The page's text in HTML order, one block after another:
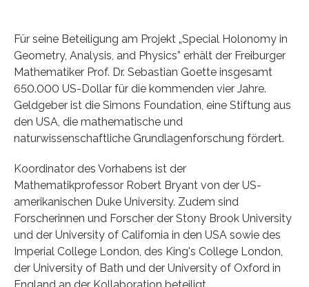
Für seine Beteiligung am Projekt „Special Holonomy in
Geometry, Analysis, and Physics” erhält der Freiburger
Mathematiker Prof. Dr. Sebastian Goette insgesamt
650.000 US-Dollar für die kommenden vier Jahre.
Geldgeber ist die Simons Foundation, eine Stiftung aus
den USA, die mathematische und
naturwissenschaftliche Grundlagenforschung fördert.
Koordinator des Vorhabens ist der
Mathematikprofessor Robert Bryant von der US-
amerikanischen Duke University. Zudem sind
Forscherinnen und Forscher der Stony Brook University
und der University of California in den USA sowie des
Imperial College London, des King's College London,
der University of Bath und der University of Oxford in